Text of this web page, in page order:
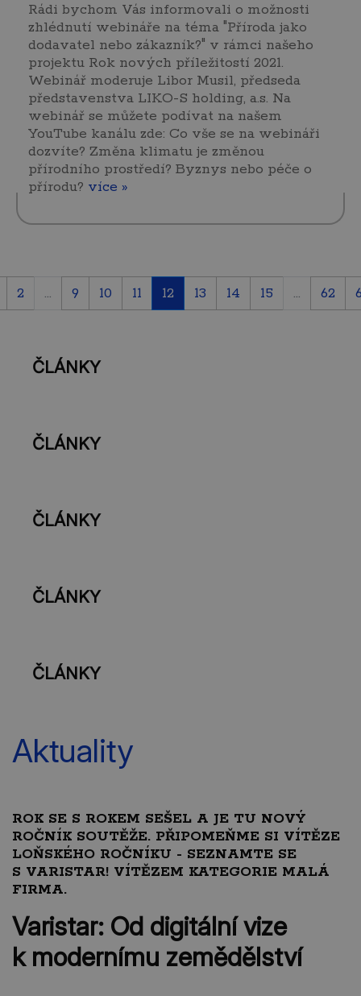
Rádi bychom Vás informovali o možnosti
zhlédnutí webináře na téma "Příroda jako
dodavatel nebo zákazník?" v rámci našeho
projektu Rok nových příležitostí 2021.
Webinář moderuje Libor Musil, předseda
představenstva LIKO-S holding, a.s. Na
webinář se můžete podívat na našem
YouTube kanálu zde: Co vše se na webináři
dozvíte? Změna klimatu je změnou
přírodního prostředí? Byznys nebo péče o
přírodu? více »
2 ... 9 10 11 12 13 14 15 ... 62
ČLÁNKY
ČLÁNKY
ČLÁNKY
ČLÁNKY
ČLÁNKY
Aktuality
ROK SE S ROKEM SEŠEL A JE TU NOVÝ
ROČNÍK SOUTĚŽE. PŘIPOMEŇME SI VÍTĚZE
LOŇSKÉHO ROČNÍKU - SEZNAMTE SE
S VARISTAR! VÍTĚZEM KATEGORIE MALÁ
FIRMA.
Varistar: Od digitální vize
k modernímu zemědělství